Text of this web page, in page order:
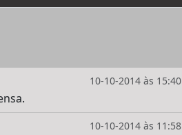
10-10-2014 às 15:40
10-10-2014 às 11:58